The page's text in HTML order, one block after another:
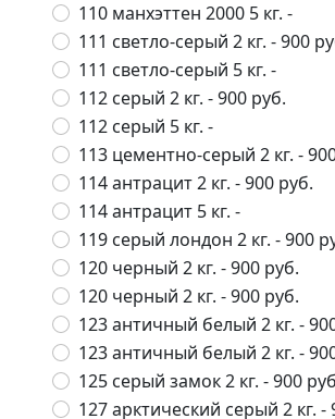
110 манхэттен 2000 5 кг. -
111 светло-серый 2 кг. - 900
111 светло-серый 5 кг. -
112 серый 2 кг. - 900 руб.
112 серый 5 кг. -
113 цементно-серый 2 кг. -
114 антрацит 2 кг. - 900 руб.
114 антрацит 5 кг. -
119 серый лондон 2 кг. - 900
120 черный 2 кг. - 900 руб.
120 черный 2 кг. - 900 руб.
123 античный белый 2 кг. -
123 античный белый 2 кг. -
125 серый замок 2 кг. - 900
127 арктический серый 2 кг. -